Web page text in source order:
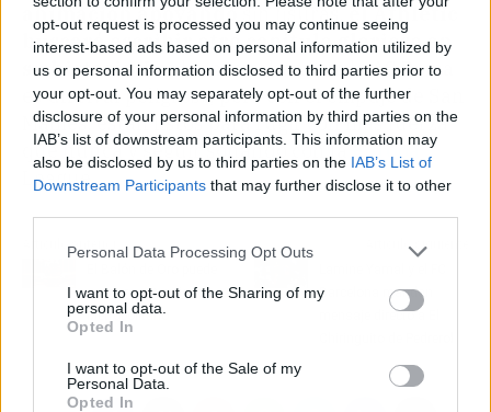
opt-out request is processed you may continue seeing
interest-based ads based on personal information utilized by
us or personal information disclosed to third parties prior to
your opt-out. You may separately opt-out of the further
disclosure of your personal information by third parties on the
IAB’s list of downstream participants. This information may
also be disclosed by us to third parties on the IAB’s List of
Downstream Participants that may further disclose it to other
Personal Data Processing Opt Outs
I want to opt-out of the Sharing of my
personal data.
Opted In
I want to opt-out of the Sale of my
Personal Data.
Opted In
animación apoyandosin fisuras, el Athletic
buscará escribir otro capítulo glorioso en
su historia.Los leones saben que la AS Roma
es un rival peligroso, pero con el empuje de San
Mamés, están listos para rugir con más fuerza
que nunca y seguir soñando con laEuropa
League.
Artículo anterior
quedar sentenciado en el
Metropolitano
Artículo siguiente
Barcelona mandan
mensaje directo a El